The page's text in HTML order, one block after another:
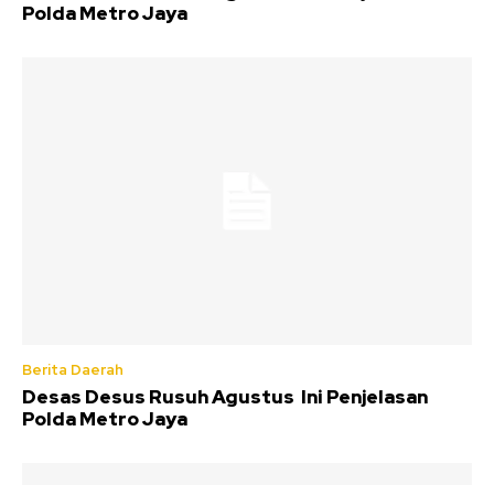
Polda Metro Jaya
Berita Daerah
Desas Desus Rusuh Agustus Ini Penjelasan
Polda Metro Jaya